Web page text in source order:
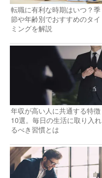
転職に有利な時期はいつ？季
節や年齢別でおすすめのタイ
ミングを解説
年収が高い人に共通する特徴
10選。毎日の生活に取り入れ
るべき習慣とは